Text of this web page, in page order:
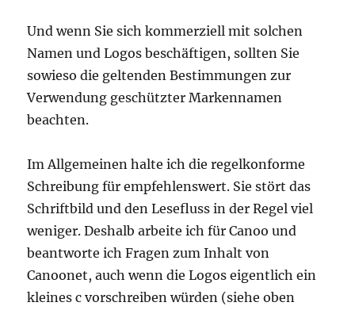
Und wenn Sie sich kommerziell mit solchen
Namen und Logos beschäftigen, sollten Sie
sowieso die geltenden Bestimmungen zur
Verwendung geschützter Markennamen
beachten.
Im Allgemeinen halte ich die regelkonforme
Schreibung für empfehlenswert. Sie stört das
Schriftbild und den Lesefluss in der Regel viel
weniger. Deshalb arbeite ich für Canoo und
beantworte ich Fragen zum Inhalt von
Canoonet, auch wenn die Logos eigentlich ein
kleines c vorschreiben würden (siehe oben